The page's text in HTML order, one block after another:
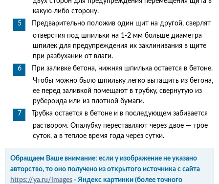
какую-либо сторону.
Предварительно положив один щит на другой, сверлят
отверстия под шпильки на 1-2 мм больше диаметра
шпилек для предупреждения их заклинивания в щите
при разбухании от влаги.
При заливке бетона, нижняя шпилька остается в бетоне.
Чтобы можно было шпильку легко вытащить из бетона,
ее перед заливкой помещают в трубку, свернутую из
рубероида или из плотной бумаги.
Трубка остается в бетоне и в последующем забивается
раствором. Опалубку переставляют через двое — трое
суток, а в теплое время года через сутки.
Обращаем Ваше внимание: если у изображение не указано
авторство, то оно получено из открытого источника с сайта
https://ya.ru/images - Яндекс картинки (более точного